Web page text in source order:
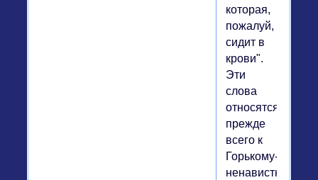
которая,
пожалуй,
сидит в
крови".
Эти
слова
относятся
прежде
всего к
Горькому-
ненавистнику